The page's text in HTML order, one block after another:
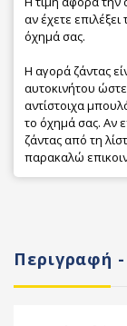
αν έχετε
όχημά σας.
Η αγορά ζάντας
αυτοκινήτου
αντίστοιχα
το όχημά σας. Αν
ζάντας από τη
παρακαλώ
Περιγραφή